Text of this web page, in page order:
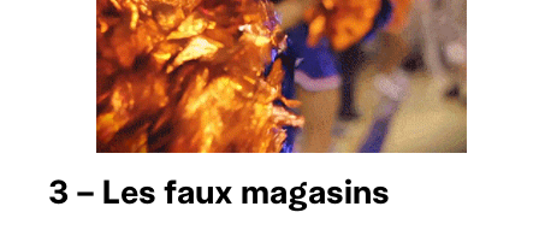
3 – Les faux magasins